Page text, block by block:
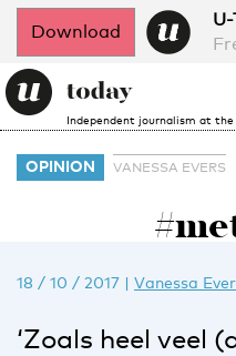
Download
Independent journalism at
OPINION VANESSA EVERS
18 / 10 / 2017 | Vanessa
‘Zoals heel veel